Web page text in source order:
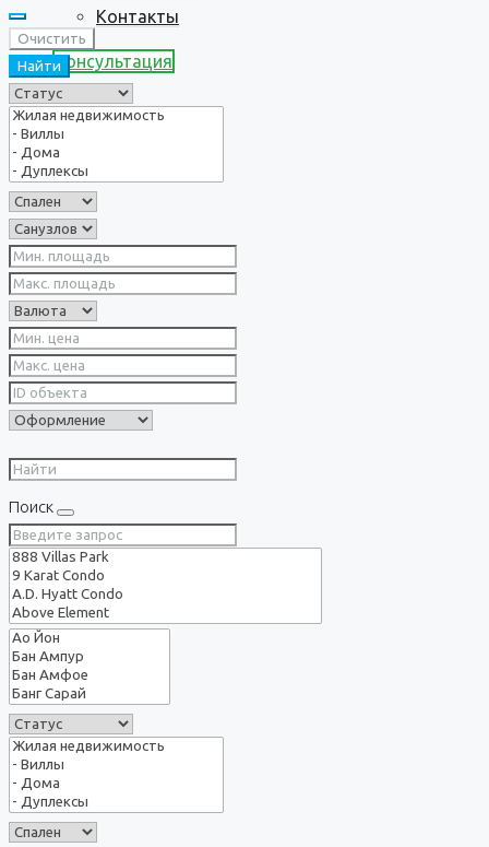
Контакты
Консультация
Очистить
Найти
Поиск